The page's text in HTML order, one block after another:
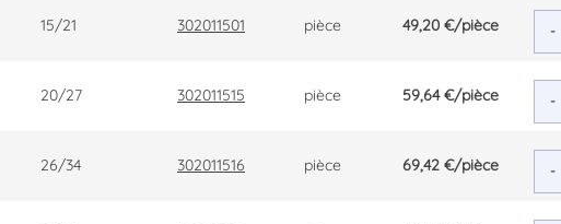
15/21 302011501 pièce 49,20 €/pièce -
20/27 302011515 pièce 59,64 €/pièce -
26/34 302011516 pièce 69,42 €/pièce -